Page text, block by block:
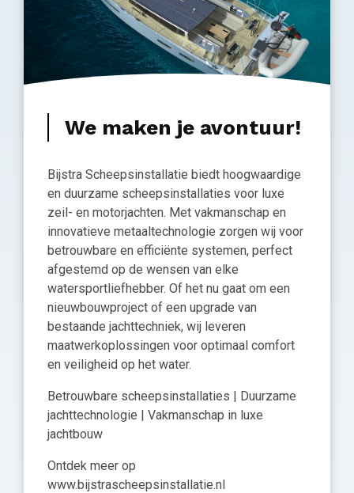
We maken je avontuur!
Bijstra Scheepsinstallatie biedt hoogwaardige
en duurzame scheepsinstallaties voor luxe
zeil- en motorjachten. Met vakmanschap en
innovatieve metaaltechnologie zorgen wij voor
betrouwbare en efficiënte systemen, perfect
afgestemd op de wensen van elke
watersportliefhebber. Of het nu gaat om een
nieuwbouwproject of een upgrade van
bestaande jachttechniek, wij leveren
maatwerkoplossingen voor optimaal comfort
en veiligheid op het water.
Betrouwbare scheepsinstallaties | Duurzame
jachttechnologie | Vakmanschap in luxe
jachtbouw
Ontdek meer op
www.bijstrascheepsinstallatie.nl